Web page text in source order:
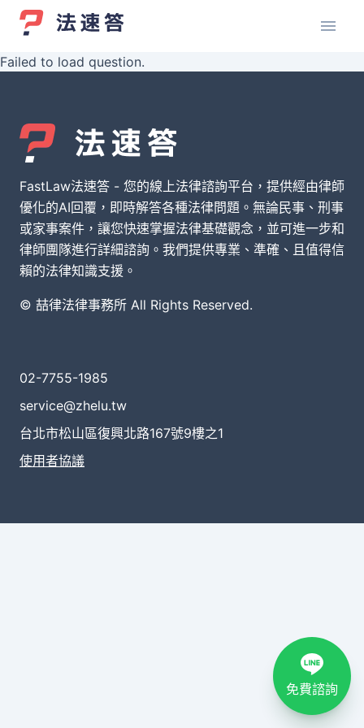
Failed to load question.
FastLaw法速答 - 您的線上法律諮詢平台，提供經由律師
優化的AI回覆，即時解答各種法律問題。無論民事、刑事
或家事案件，讓您快速掌握法律基礎觀念，並可進一步和
律師團隊進行詳細諮詢。我們提供專業、準確、且值得信
賴的法律知識支援。
© 喆律法律事務所 All Rights Reserved.
02-7755-1985
service@zhelu.tw
台北市松山區復興北路167號9樓之1
使用者協議
免費諮詢